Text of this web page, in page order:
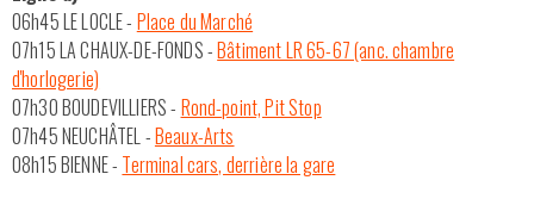
06h45 LE LOCLE - Place du Marché
07h15 LA CHAUX-DE-FONDS -Bâtiment LR 65-67 (anc. chambre
d'horlogerie)
07h30 BOUDEVILLIERS - Rond-point, Pit Stop
07h45 NEUCHÂTEL -Beaux-Arts
08h15 BIENNE - Terminal cars, derrière la gare